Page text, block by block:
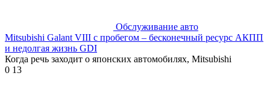
Обслуживание авто
Mitsubishi Galant VIII с пробегом – бесконечный ресурс АКПП
и недолгая жизнь GDI
Когда речь заходит о японских автомобилях, Mitsubishi
0 13